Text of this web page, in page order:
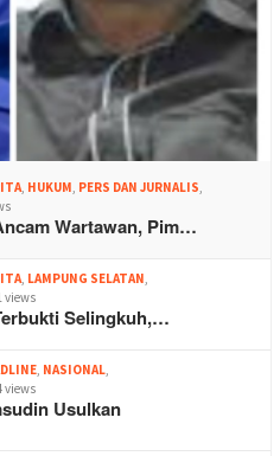
, HUKUM, PERS DAN JURNALIS,
Wartawan, Pim…
, LAMPUNG SELATAN,
views
Selingkuh,…
, NASIONAL,
views
Usulkan